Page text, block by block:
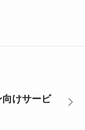
向けサービ